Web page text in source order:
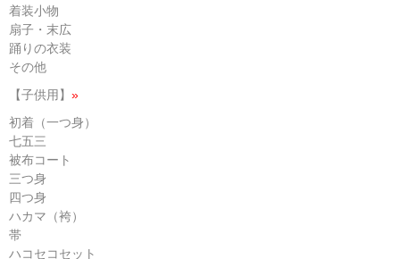
着装小物
扇子・末広
踊りの衣装
その他
【子供用】 »
初着（一つ身）
七五三
被布コート
三つ身
四つ身
ハカマ（袴）
帯
ハコセコセット